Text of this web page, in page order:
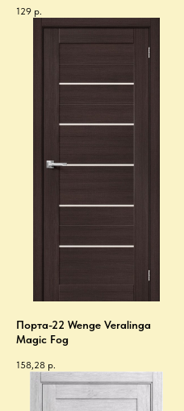
129 р.
Порта-22 Wenge Veralinga
Magic Fog
158,28 р.